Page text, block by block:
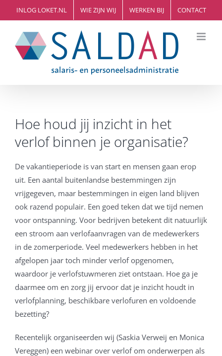
naar
inhoud
INLOG LOKET.NL WIE ZIJN WIJ WERKEN BIJ CONTACT
Hoe houd jij inzicht in het
verlof binnen je organisatie?
De vakantieperiode is van start en mensen gaan erop
uit. Een aantal buitenlandse bestemmingen zijn
vrijgegeven, maar bestemmingen in eigen land blijven
ook razend populair. Een goed teken dat we tijd nemen
voor ontspanning. Voor bedrijven betekent dit natuurlijk
een stroom aan verlofaanvragen van de medewerkers
in de zomerperiode. Veel medewerkers hebben in het
afgelopen jaar toch minder verlof opgenomen,
waardoor je verlofstuwmeren ziet ontstaan. Hoe ga je
daarmee om en zorg jij ervoor dat je inzicht houdt in
verlofplanning, beschikbare verlofuren en voldoende
bezetting?
Recentelijk organiseerden wij (Saskia Verweij en Monica
Vereggen) een webinar over verlof om onderwerpen als